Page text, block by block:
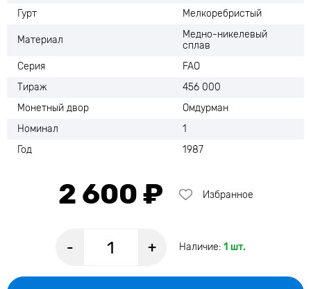
Гурт
Мелкоребристый
Материал
Медно-никелевый
сплав
Серия
FAO
Тираж
456 000
Монетный двор
Омдурман
Номинал
1
Год
1987
2 600 ₽ Избранное
- + Наличие: 1 шт.